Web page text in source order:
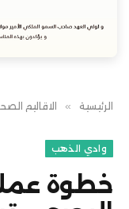
الرئيسية » الاقاليم
وادي الذهب
خطوة